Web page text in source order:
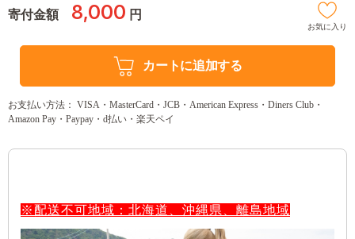
寄付金額 8,000 円
お気に入り
カートに追加する
お支払い方法： VISA・MasterCard・JCB・American Express・Diners Club・
Amazon Pay・Paypay・d払い・楽天ペイ
※配送不可地域：北海道、沖縄県、離島地域